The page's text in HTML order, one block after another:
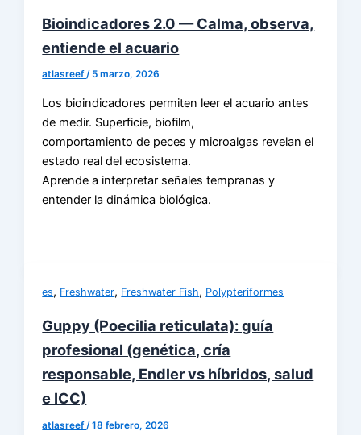
Bioindicadores 2.0 — Calma, observa,
entiende el acuario
atlasreef/ 5 marzo, 2026
Los bioindicadores permiten leer el acuario antes
de medir. Superficie, biofilm,
comportamiento de peces y microalgas revelan el
estado real del ecosistema.
Aprende a interpretar señales tempranas y
entender la dinámica biológica.
es, Freshwater, Freshwater Fish, Polypteriformes
Guppy (Poecilia reticulata): guía
profesional (genética, cría
responsable, Endler vs híbridos, salud
e ICC)
atlasreef /18 febrero, 2026